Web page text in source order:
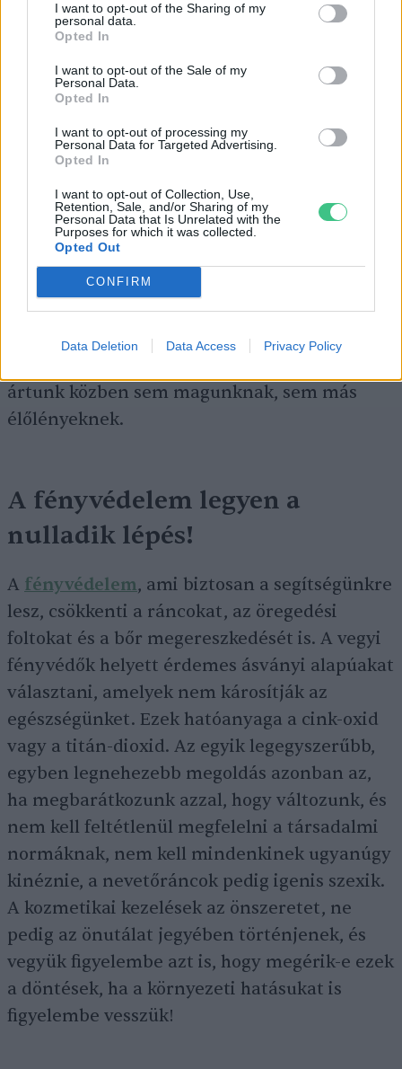
I want to opt-out of the Sharing of my
personal data.
Opted In
I want to opt-out of the Sale of my
Personal Data.
Opted In
I want to opt-out of processing my
Personal Data for Targeted Advertising.
Opted In
I want to opt-out of Collection, Use,
Retention, Sale, and/or Sharing of my
Personal Data that Is Unrelated with the
Purposes for which it was collected.
Opted Out
CONFIRM
Data Deletion Data Access Privacy Policy
Lézeres kezelés lehet alternatíva a Botox helyett.
szépségipar
megelőző-, fiatalítókrémeket, amelyek
használatával – bár hatásosságuk
tudományosan nem megalapozott – némi
ártunk közben sem magunknak, sem más
élőlényeknek.
A fényvédelem legyen a
nulladik lépés!
A fényvédelem, ami biztosan a segítségünkre
lesz, csökkenti a ráncokat, az öregedési
foltokat és a bőr megereszkedését is. A vegyi
fényvédők helyett érdemes ásványi alapúakat
választani, amelyek nem károsítják az
egészségünket. Ezek hatóanyaga a cink-oxid
vagy a titán-dioxid. Az egyik legegyszerűbb,
egyben legnehezebb megoldás azonban az,
ha megbarátkozunk azzal, hogy változunk, és
nem kell feltétlenül megfelelni a társadalmi
normáknak, nem kell mindenkinek ugyanúgy
kinéznie, a nevetőráncok pedig igenis szexik.
A kozmetikai kezelések az önszeretet, ne
pedig az önutálat jegyében történjenek, és
vegyük figyelembe azt is, hogy megérik-e ezek
a döntések, ha a környezeti hatásukat is
figyelembe vesszük!